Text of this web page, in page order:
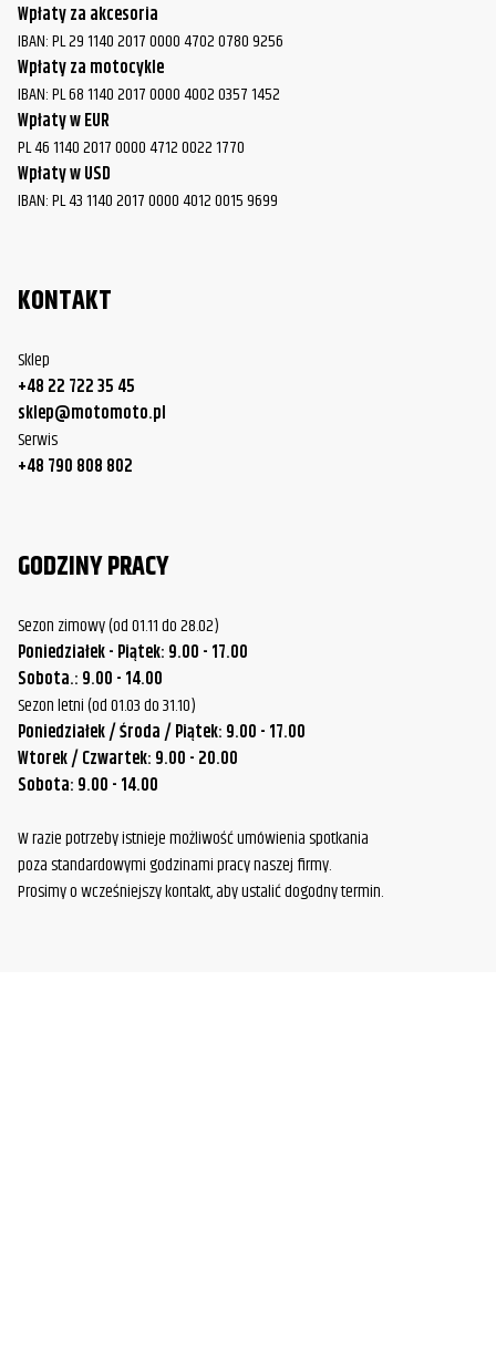
Wpłaty za akcesoria
IBAN: PL 29 1140 2017 0000 4702 0780 9256
Wpłaty za motocykle
IBAN: PL 68 1140 2017 0000 4002 0357 1452
Wpłaty w EUR
PL 46 1140 2017 0000 4712 0022 1770
Wpłaty w USD
IBAN: PL 43 1140 2017 0000 4012 0015 9699
KONTAKT
Sklep
+48 22 722 35 45
sklep@motomoto.pl
Serwis
+48 790 808 802
GODZINY PRACY
Sezon zimowy (od 01.11 do 28.02)
Poniedziałek - Piątek: 9.00 - 17.00
Sobota.: 9.00 - 14.00
Sezon letni (od 01.03 do 31.10)
Poniedziałek / Środa / Piątek: 9.00 - 17.00
Wtorek / Czwartek: 9.00 - 20.00
Sobota: 9.00 - 14.00
W razie potrzeby istnieje możliwość umówienia spotkania
poza standardowymi godzinami pracy naszej firmy.
Prosimy o wcześniejszy kontakt, aby ustalić dogodny termin.